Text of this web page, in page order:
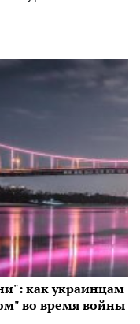
как украинцам
во время войны